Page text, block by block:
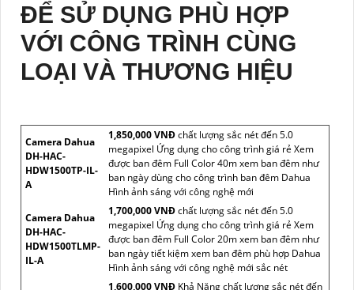
ĐỂ SỬ DỤNG PHÙ HỢP
VỚI CÔNG TRÌNH CÙNG
LOẠI VÀ THƯƠNG HIỆU
Camera Dahua
DH-HAC-
HDW1500TP-IL-
A
1,850,000 VNĐchất lượng sắc nét đến 5.0
megapixel Ứng dụng cho công trình giá rẻ Xem
được ban đêm Full Color 40m xem ban đêm như
ban ngày dùng cho công trình ban đêm Dahua
Hình ảnh sáng với công nghệ mới
Camera Dahua
DH-HAC-
HDW1500TLMP-
IL-A
1,700,000 VNĐchất lượng sắc nét đến 5.0
megapixel Ứng dụng cho công trình giá rẻ Xem
được ban đêm Full Color 20m xem ban đêm như
ban ngày tiết kiệm xem ban đêm phù hợp Dahua
Hình ảnh sáng với công nghệ mới sắc nét
1,600,000 VNĐ Khả Năng chất lượng sắc nét đến